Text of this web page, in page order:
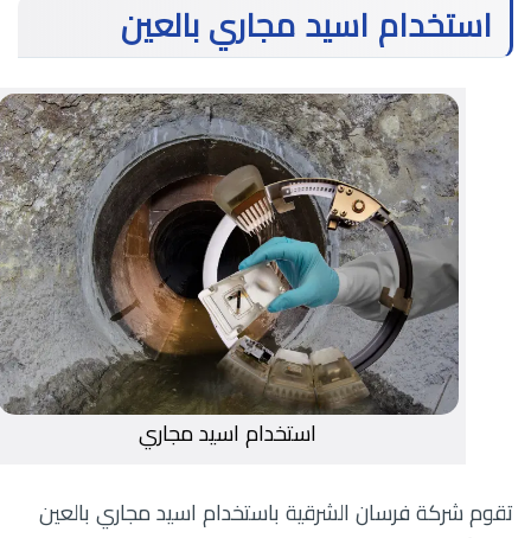
استخدام اسيد مجاري بالعين
استخدام اسيد مجاري
تقوم شركة فرسان الشرقية باستخدام اسيد مجاري بالعين